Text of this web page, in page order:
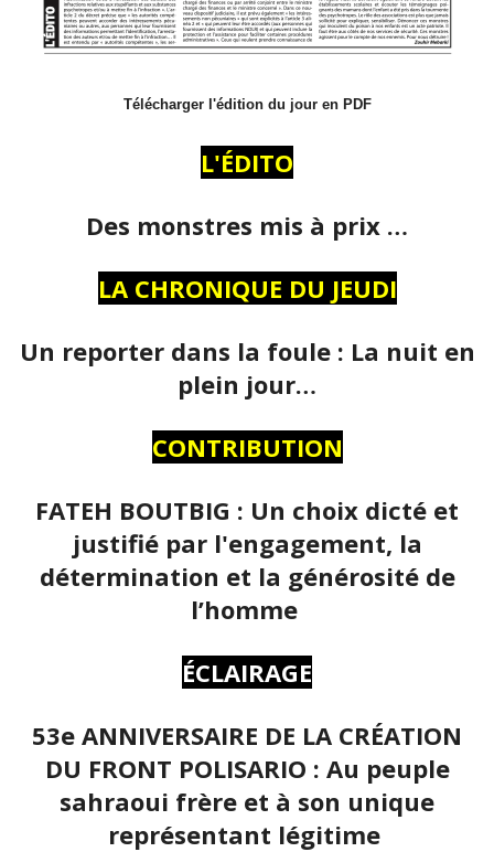
Télécharger l'édition du jour en PDF
L'ÉDITO
Des monstres mis à prix …
LA CHRONIQUE DU JEUDI
Un reporter dans la foule : La nuit en
plein jour…
CONTRIBUTION
FATEH BOUTBIG : Un choix dicté et
justifié par l'engagement, la
détermination et la générosité de
l’homme
ÉCLAIRAGE
53e ANNIVERSAIRE DE LA CRÉATION
DU FRONT POLISARIO : Au peuple
sahraoui frère et à son unique
représentant légitime